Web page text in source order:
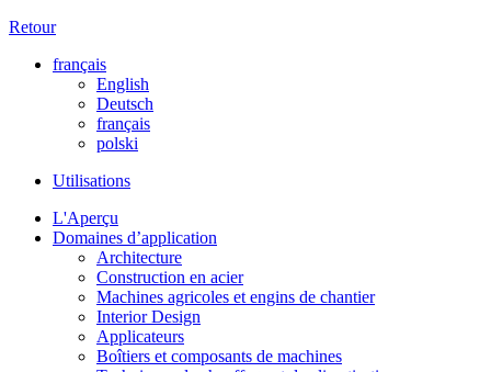
Retour
français
English
Deutsch
français
polski
Utilisations
L'Aperçu
Domaines d’application
Architecture
Construction en acier
Machines agricoles et engins de chantier
Interior Design
Applicateurs
Boîtiers et composants de machines